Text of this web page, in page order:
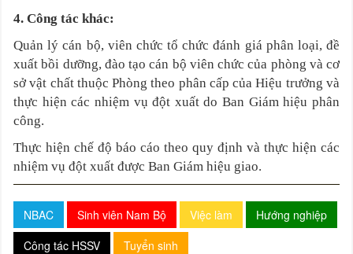
4. Công tác khác:
Quản lý cán bộ, viên chức tổ chức đánh giá phân loại, đề
xuất bồi dưỡng, đào tạo cán bộ viên chức của phòng và cơ
sở vật chất thuộc Phòng theo phân cấp của Hiệu trưởng và
thực hiện các nhiệm vụ đột xuất do Ban Giám hiệu phân
công.
Thực hiện chế độ báo cáo theo quy định và thực hiện các
nhiệm vụ đột xuất được Ban Giám hiệu giao.
NBAC Sinh viên Nam Bộ Việc làm
Hướng nghiệp
Công tác HSSV
Tuyển sinh